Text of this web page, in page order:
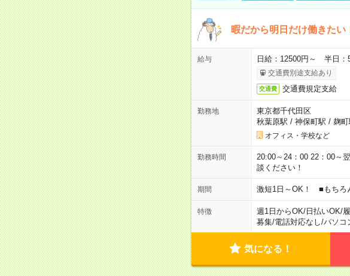
暇だから明日だけ働きた
給与 日給：12500円～ 半日
交通費別途支給あり
交通費 交通費規定支給
勤務地
東京都千代田区
秋葉原駅 / 神保町駅 / 麹町
オフィス・学校など
勤務時間
20:00～24：00 22：00～
談ください！
期間 激短1日～OK！ ■もちろ
特徴 週1日からOK/日払いOK/
募集/電話対応なし/パソコ
気になる！